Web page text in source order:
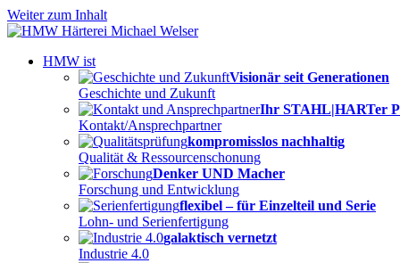
Weiter zum Inhalt
HMW ist
Visionär seit Generationen
Geschichte und Zukunft
Ihr STAHL|HARTer
Kontakt/Ansprechpartner
kompromisslos nachhaltig
Qualität & Ressourcenschonung
Denker UND Macher
Forschung und Entwicklung
flexibel – für Einzelteil und Serie
Lohn- und Serienfertigung
galaktisch vernetzt
Industrie 4.0